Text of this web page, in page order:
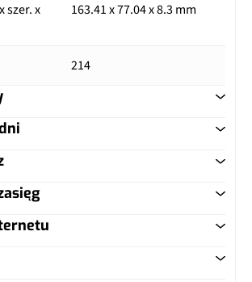
szer. x
163.41 x 77.04 x 8.3 mm
214
Sony IMX906, 1/1,56", 1,0 µm